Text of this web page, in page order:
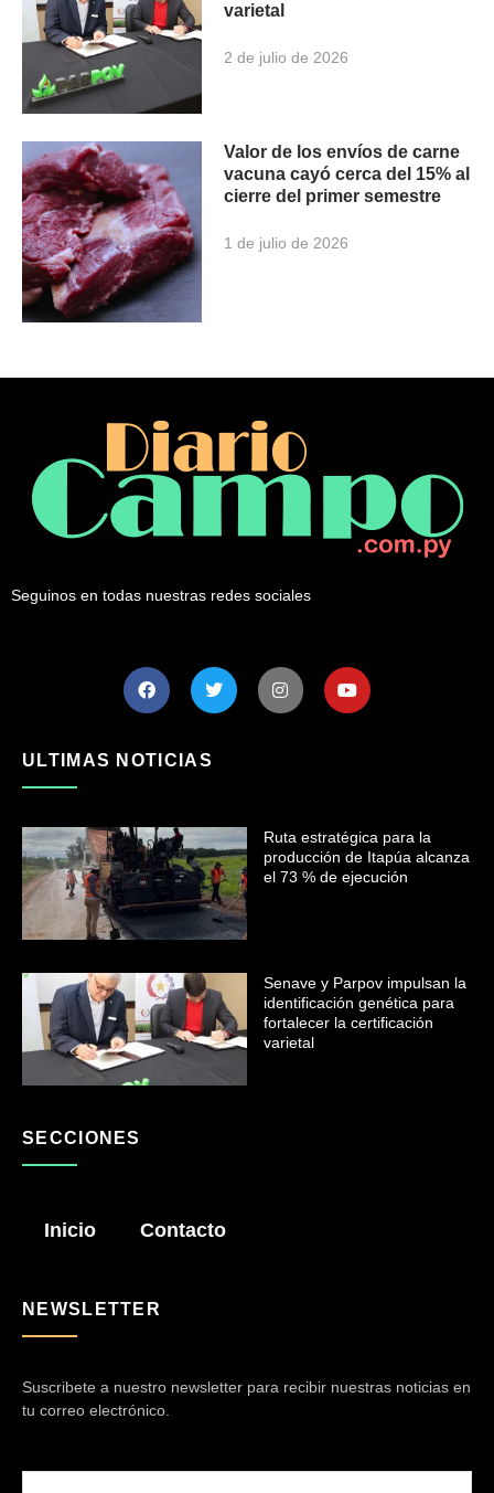
varietal
2 de julio de 2026
Valor de los envíos de carne
vacuna cayó cerca del 15% al
cierre del primer semestre
1 de julio de 2026
Seguinos en todas nuestras redes sociales
ULTIMAS NOTICIAS
Ruta estratégica para la
producción de Itapúa alcanza
el 73 % de ejecución
Senave y Parpov impulsan la
identificación genética para
fortalecer la certificación
varietal
SECCIONES
Inicio Contacto
NEWSLETTER
Suscribete a nuestro newsletter para recibir nuestras noticias en
tu correo electrónico.